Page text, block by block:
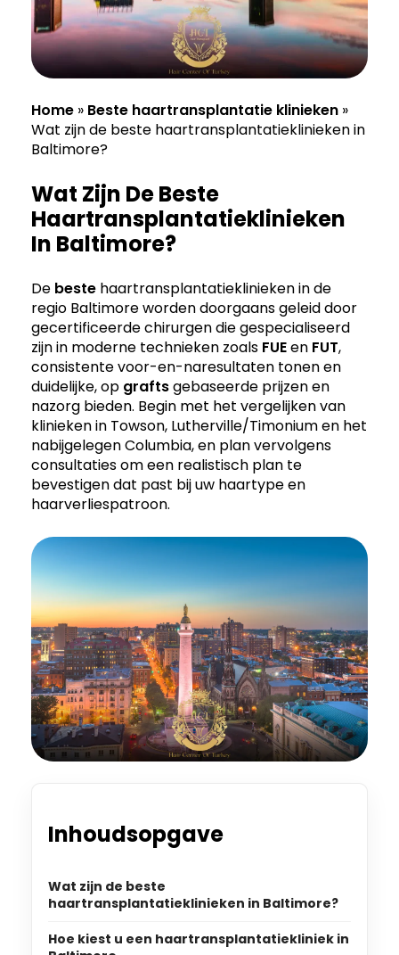
Home » Beste haartransplantatie klinieken »
Wat zijn de beste haartransplantatieklinieken in
Baltimore?
Wat Zijn De Beste
Haartransplantatieklinieken
In Baltimore?
De beste haartransplantatieklinieken in de
regio Baltimore worden doorgaans geleid door
gecertificeerde chirurgen die gespecialiseerd
zijn in moderne technieken zoals FUEen FUT,
consistente voor-en-naresultaten tonen en
duidelijke, op graftsgebaseerde prijzen en
nazorg bieden. Begin met het vergelijken van
klinieken in Towson, Lutherville/Timonium en het
nabijgelegen Columbia, en plan vervolgens
consultaties om een realistisch plan te
bevestigen dat past bij uw haartype en
haarverliespatroon.
Inhoudsopgave
Wat zijn de beste
haartransplantatieklinieken in Baltimore?
Hoe kiest u een haartransplantatiekliniek in